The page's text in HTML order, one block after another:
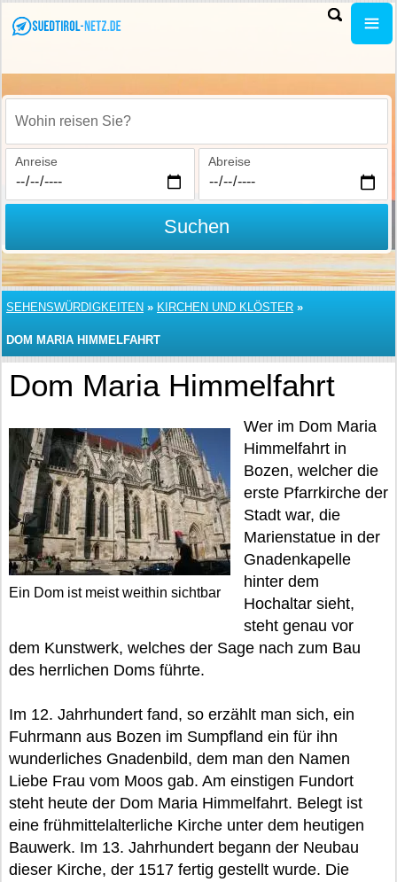
Wohin reisen Sie?
Anreise Abreise
Suchen
SEHENSWÜRDIGKEITEN » KIRCHEN UND KLÖSTER »
DOM MARIA HIMMELFAHRT
Dom Maria Himmelfahrt
Ein Dom ist meist weithin sichtbar
Wer im Dom Maria
Himmelfahrt in
Bozen, welcher die
erste Pfarrkirche der
Stadt war, die
Marienstatue in der
Gnadenkapelle
hinter dem
Hochaltar sieht,
steht genau vor
dem Kunstwerk, welches der Sage nach zum Bau
des herrlichen Doms führte.
Im 12. Jahrhundert fand, so erzählt man sich, ein
Fuhrmann aus Bozen im Sumpfland ein für ihn
wunderliches Gnadenbild, dem man den Namen
Liebe Frau vom Moos gab. Am einstigen Fundort
steht heute der Dom Maria Himmelfahrt. Belegt ist
eine frühmittelalterliche Kirche unter dem heutigen
Bauwerk. Im 13. Jahrhundert begann der Neubau
dieser Kirche, der 1517 fertig gestellt wurde. Die